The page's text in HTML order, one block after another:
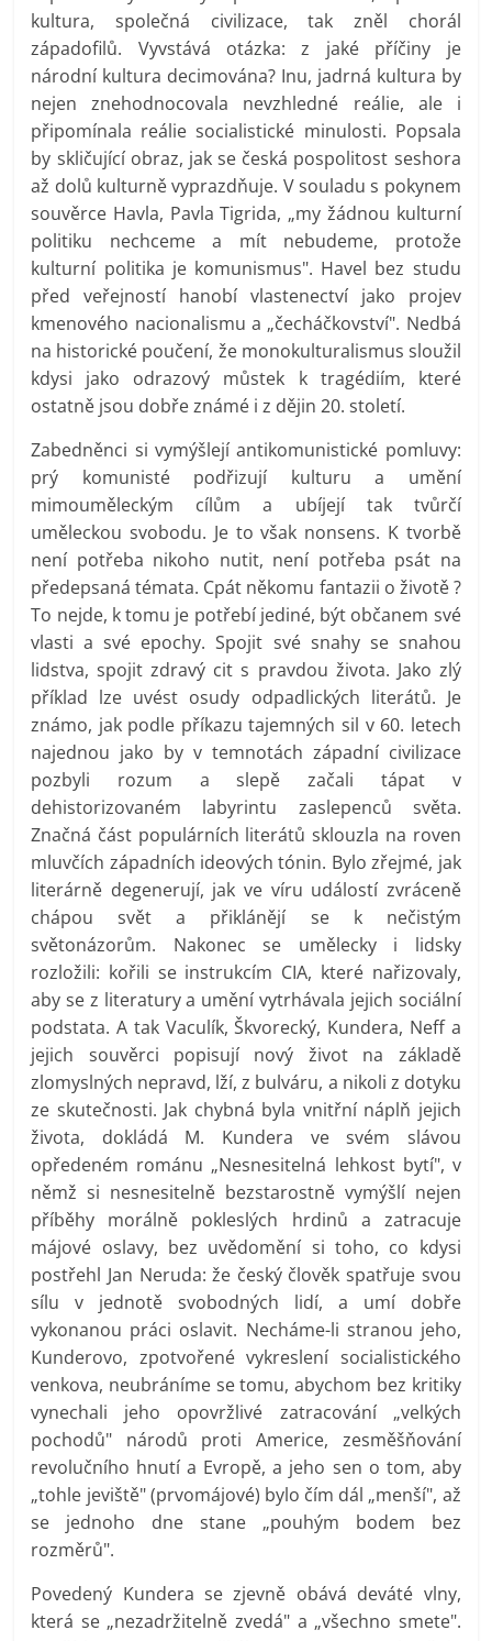
kultura, společná civilizace, tak zněl chorál
západofilů. Vyvstává otázka: z jaké příčiny je
národní kultura decimována? Inu, jadrná kultura by
nejen znehodnocovala nevzhledné reálie, ale i
připomínala reálie socialistické minulosti. Popsala
by skličující obraz, jak se česká pospolitost seshora
až dolů kulturně vyprazdňuje. V souladu s pokynem
souvěrce Havla, Pavla Tigrida, „my žádnou kulturní
politiku nechceme a mít nebudeme, protože
kulturní politika je komunismus". Havel bez studu
před veřejností hanobí vlastenectví jako projev
kmenového nacionalismu a „čecháčkovství". Nedbá
na historické poučení, že monokulturalismus sloužil
kdysi jako odrazový můstek k tragédiím, které
ostatně jsou dobře známé i z dějin 20. století.
Zabedněnci si vymýšlejí antikomunistické pomluvy:
prý komunisté podřizují kulturu a umění
mimouměleckým cílům a ubíjejí tak tvůrčí
uměleckou svobodu. Je to však nonsens. K tvorbě
není potřeba nikoho nutit, není potřeba psát na
předepsaná témata. Cpát někomu fantazii o životě ?
To nejde, k tomu je potřebí jediné, být občanem své
vlasti a své epochy. Spojit své snahy se snahou
lidstva, spojit zdravý cit s pravdou života. Jako zlý
příklad lze uvést osudy odpadlických literátů. Je
známo, jak podle příkazu tajemných sil v 60. letech
najednou jako by v temnotách západní civilizace
pozbyli rozum a slepě začali tápat v
dehistorizovaném labyrintu zaslepenců světa.
Značná část populárních literátů sklouzla na roven
mluvčích západních ideových tónin. Bylo zřejmé, jak
literárně degenerují, jak ve víru událostí zvráceně
chápou svět a přiklánějí se k nečistým
světonázorům. Nakonec se umělecky i lidsky
rozložili: kořili se instrukcím CIA, které nařizovaly,
aby se z literatury a umění vytrhávala jejich sociální
podstata. A tak Vaculík, Škvorecký, Kundera, Neff a
jejich souvěrci popisují nový život na základě
zlomyslných nepravd, lží, z bulváru, a nikoli z dotyku
ze skutečnosti. Jak chybná byla vnitřní náplň jejich
života, dokládá M. Kundera ve svém slávou
opředeném románu „Nesnesitelná lehkost bytí", v
němž si nesnesitelně bezstarostně vymýšlí nejen
příběhy morálně pokleslých hrdinů a zatracuje
májové oslavy, bez uvědomění si toho, co kdysi
postřehl Jan Neruda: že český člověk spatřuje svou
sílu v jednotě svobodných lidí, a umí dobře
vykonanou práci oslavit. Necháme-li stranou jeho,
Kunderovo, zpotvořené vykreslení socialistického
venkova, neubráníme se tomu, abychom bez kritiky
vynechali jeho opovržlivé zatracování „velkých
pochodů" národů proti Americe, zesměšňování
revolučního hnutí a Evropě, a jeho sen o tom, aby
„tohle jeviště" (prvomájové) bylo čím dál „menší", až
se jednoho dne stane „pouhým bodem bez
rozměrů".
Povedený Kundera se zjevně obává deváté vlny,
která se „nezadržitelně zvedá" a „všechno smete".